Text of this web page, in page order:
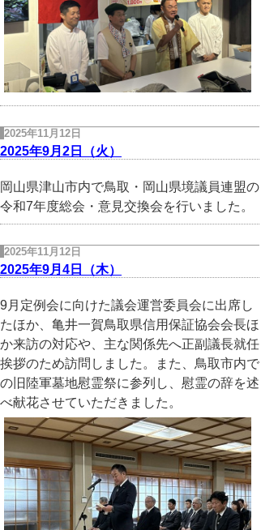
2025年11月12日
2025年9月2日（火）
岡山県津山市内で鳥取・岡山県境議員連盟の
令和7年度総会・意見交換会を行いました。
2025年11月12日
2025年9月4日（木）
9月定例会に向けた議会運営委員会に出席し
たほか、亀井一賀鳥取県信用保証協会会長ほ
か来訪の対応や、主な関係先へ正副議長就任
挨拶のため訪問しました。また、鳥取市内で
の旧陸軍墓地慰霊祭に参列し、慰霊の辞を述
べ献花させていただきました。